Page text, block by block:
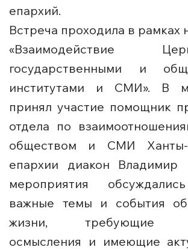
епархий.
Встреча проходила в рамках
«Взаимодействие
государственными и
институтами и СМИ». В
принял участие помощник
отдела по
обществом и СМИ Ханты-
епархии диакон Владимир
мероприятия
важные темы и события
жизни, требующие
осмысления и имеющие